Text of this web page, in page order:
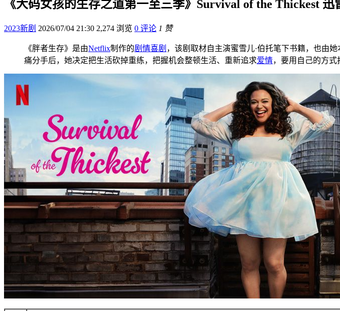
《大码女孩的生存之道第一至三季》Survival of the Thickest 迅
2023新剧 2026/07/04 21:30 2,274 浏览 0 评论 1 赞
《胖者生存》是由Netflix制作的剧情喜剧 ，该剧取材自主演蜜雪儿·伯托笔下书籍，也由
痛分手后，她决定把生活砍掉重练，把握机会整顿生活、重新追求爱情，要用自己的方式